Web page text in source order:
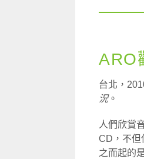
ARO
台北，
況。
人們欣賞
CD，不但
之而起的